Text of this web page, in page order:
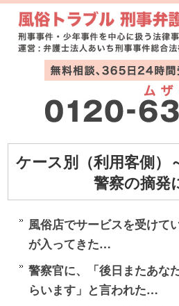
ケース別（利用客側）
警察の摘発
風俗店でサービスを受けて
が入ってきた…
警察官に、「後日またあな
らいます」と言われた…